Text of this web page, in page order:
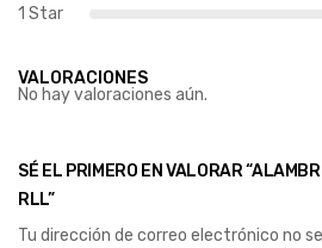
1 Star
VALORACIONES
No hay valoraciones aún.
SÉ EL PRIMERO EN VALORAR
RLL”
Tu dirección de correo electrónico no